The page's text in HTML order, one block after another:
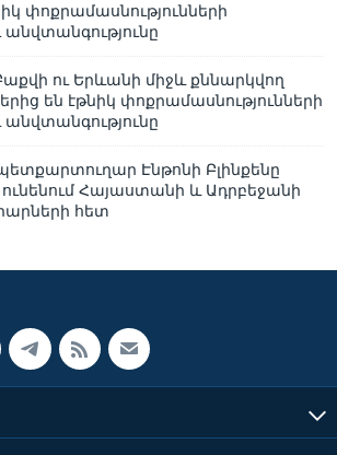
փոքրամասնությունների
անվտանգությունը
ու Երևանի միջև քննարկվող
են էթնիկ փոքրամասնությունների
անվտանգությունը
Էնթոնի Բլինքենը
ունենում Հայաստանի և Ադրբեջանի
հետ